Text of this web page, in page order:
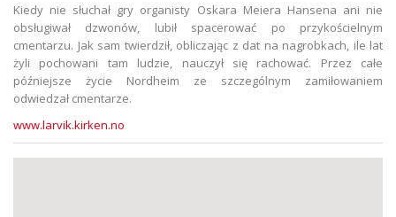
Kiedy nie słuchał gry organisty Oskara Meiera Hansena ani nie
obsługiwał dzwonów, lubił spacerować po przykościelnym
cmentarzu. Jak sam twierdził, obliczając z dat na nagrobkach, ile lat
żyli pochowani tam ludzie, nauczył się rachować. Przez całe
późniejsze życie Nordheim ze szczególnym zamiłowaniem
odwiedzał cmentarze.
www.larvik.kirken.no